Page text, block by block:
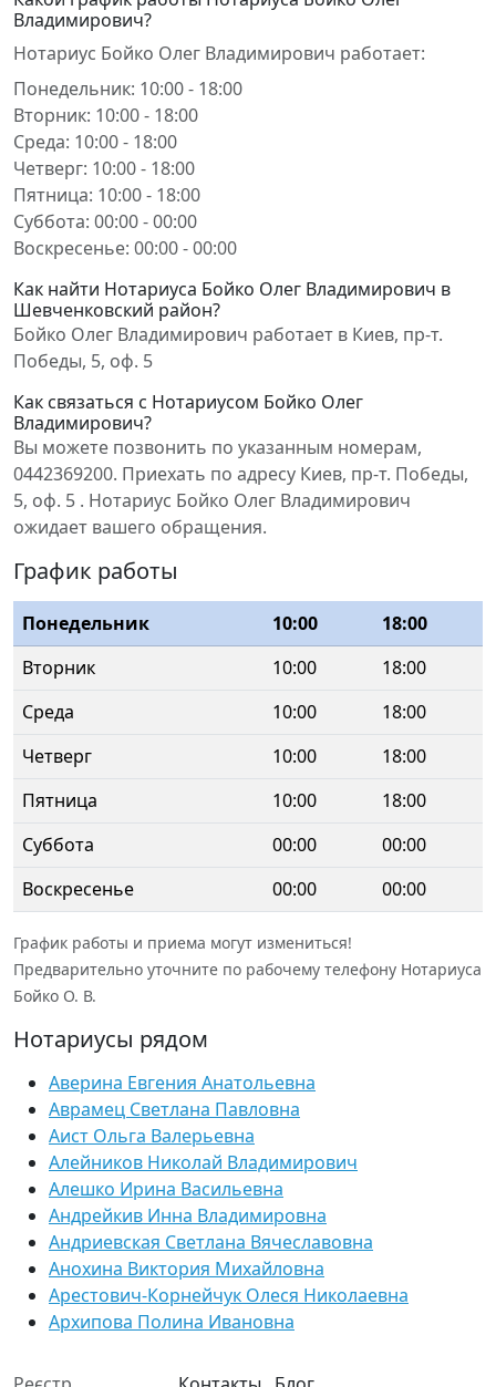
Владимирович?
Нотариус Бойко Олег Владимирович работает:
Понедельник: 10:00 - 18:00
Вторник: 10:00 - 18:00
Среда: 10:00 - 18:00
Четверг: 10:00 - 18:00
Пятница: 10:00 - 18:00
Суббота: 00:00 - 00:00
Воскресенье: 00:00 - 00:00
Как найти Нотариуса Бойко Олег Владимирович в
Шевченковский район?
Бойко Олег Владимирович работает в Киев, пр-т.
Победы, 5, оф. 5
Как связаться с Нотариусом Бойко Олег
Владимирович?
Вы можете позвонить по указанным номерам,
0442369200. Приехать по адресу Киев, пр-т. Победы,
5, оф. 5 . Нотариус Бойко Олег Владимирович
ожидает вашего обращения.
График работы
Понедельник 10:00
18:00
Вторник
10:00
18:00
Среда
10:00
18:00
Четверг
10:00
18:00
Пятница
10:00
18:00
Суббота
00:00
00:00
Воскресенье
00:00 00:00
График работы и приема могут измениться!
Предварительно уточните по рабочему телефону Нотариуса
Бойко О. В.
Нотариусы рядом
Аверина Евгения Анатольевна
Аврамец Светлана Павловна
Аист Ольга Валерьевна
Алейников Николай Владимирович
Алешко Ирина Васильевна
Андрейкив Инна Владимировна
Андриевская Светлана Вячеславовна
Анохина Виктория Михайловна
Арестович-Корнейчук Олеся Николаевна
Архипова Полина Ивановна